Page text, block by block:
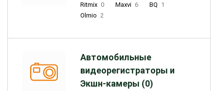
Ritmix 0 Maxvi 6 BQ 1
Olmio 2
Автомобильные
видеорегистраторы и
Экшн-камеры (0)